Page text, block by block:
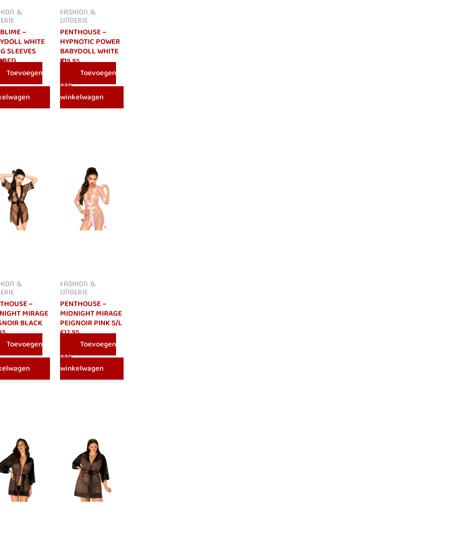
&
–
WHITE
SLEEVES
L/XL
Toevoegen
FASHION &
LINGERIE
PENTHOUSE –
HYPNOTIC POWER
BABYDOLL WHITE
XL
€19.95
Toevoegen
aan
winkelwagen
&
–
MIRAGE
BLACK
Toevoegen
FASHION &
LINGERIE
PENTHOUSE –
MIDNIGHT MIRAGE
PEIGNOIR PINK S/L
€12.95
Toevoegen
aan
winkelwagen